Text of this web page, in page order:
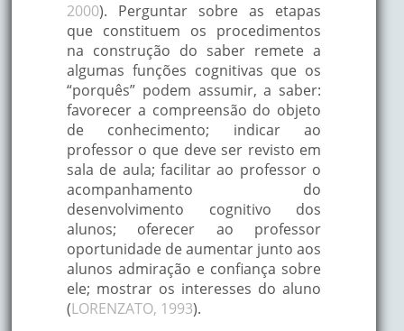
2000). Perguntar sobre as etapas
que constituem os procedimentos
na construção do saber remete a
algumas funções cognitivas que os
“porquês” podem assumir, a saber:
favorecer a compreensão do objeto
de conhecimento; indicar ao
professor o que deve ser revisto em
sala de aula; facilitar ao professor o
acompanhamento do
desenvolvimento cognitivo dos
alunos; oferecer ao professor
oportunidade de aumentar junto aos
alunos admiração e confiança sobre
ele; mostrar os interesses do aluno
(LORENZATO, 1993).